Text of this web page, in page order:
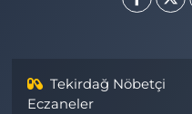
Tekirdağ Nöbetçi
Eczaneler